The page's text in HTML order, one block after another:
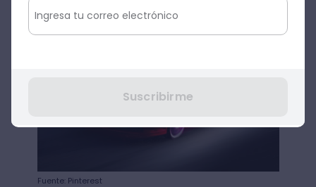
Fuente: Pinterest
Suscribirme